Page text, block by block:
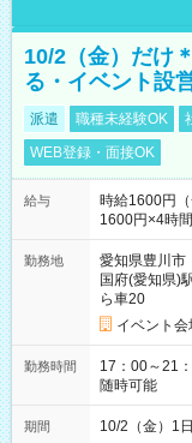
10/2（金）だけ
る・イベント設
派遣 職種未経験OK
WEB登録・面接OK
給与
時給1600円
1600円×4時間
勤務地
愛知県豊川市
国府(愛知県)
ら車20
イベント会
勤務時間
17：00～21：00（実働4時
随時可能
期間 10/2（金）1